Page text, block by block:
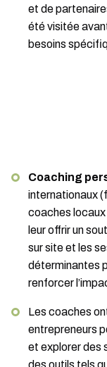
et de
été visitée
besoins
Coaching
internationaux
coaches
leur offrir un
sur site et les
déterminantes
renforcer
Les coaches
entrepreneurs
et explorer des
des outils tels